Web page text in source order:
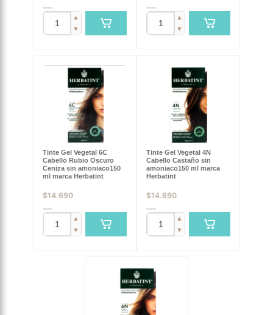
▲
▼
▲
▼
Tinte Gel Vegetal 6C
Cabello Rubio Oscuro
Ceniza sin amoniaco150
ml marca Herbatint
$14.690
▲
▼
Tinte Gel Vegetal 4N
Cabello Castaño sin
amoniaco150 ml marca
Herbatint
$14.690
▲
▼